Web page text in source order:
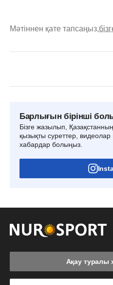
Мәтіннен қате тапсаңыз,
Барлығын бірінші
Бізге жазылып,
қызықты суреттер,
хабардар болыңыз.
Ақау туралы